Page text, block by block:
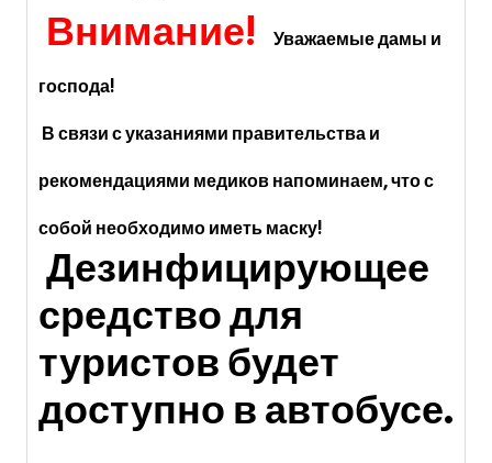
Внимание!
Уважаемые дамы и
господа!
В связи с указаниями правительства и
рекомендациями медиков напоминаем, что с
собой необходимо иметь маску!
Дезинфицирующее
средство для
туристов будет
доступно в автобусе.